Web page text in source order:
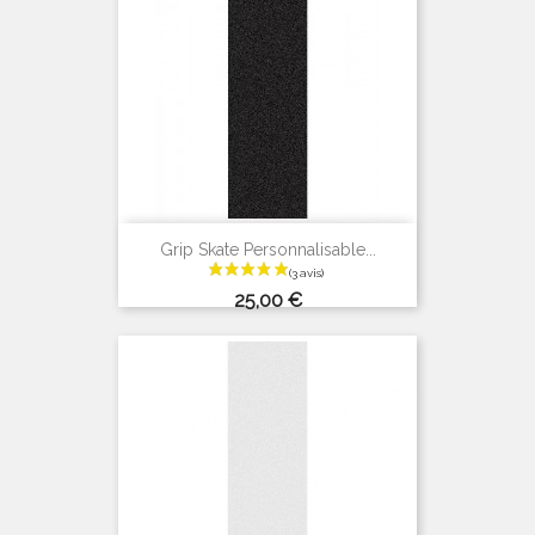
Grip Skate Personnalisable...
Prix
25,00 €